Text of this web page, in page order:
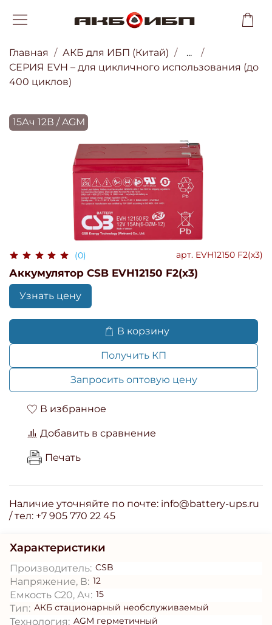
Главная АКБ для ИБП (Китай)
...
СЕРИЯ EVH – для цикличного использования (до
400 циклов)
15Ач 12В / AGM
(0) арт. EVH12150 F2(x3)
Аккумулятор CSB EVH12150 F2(x3)
Узнать цену
В корзину
Получить КП
Запросить оптовую цену
В избранное
Добавить в сравнение
Печать
Наличие уточняйте по почте: info@battery-ups.ru
/ тел: +7 905 770 22 45
Характеристики
Производитель: CSB
Напряжение, В: 12
Емкость С20, Ач: 15
Тип: АКБ стационарный необслуживаемый
Технология: AGM герметичный